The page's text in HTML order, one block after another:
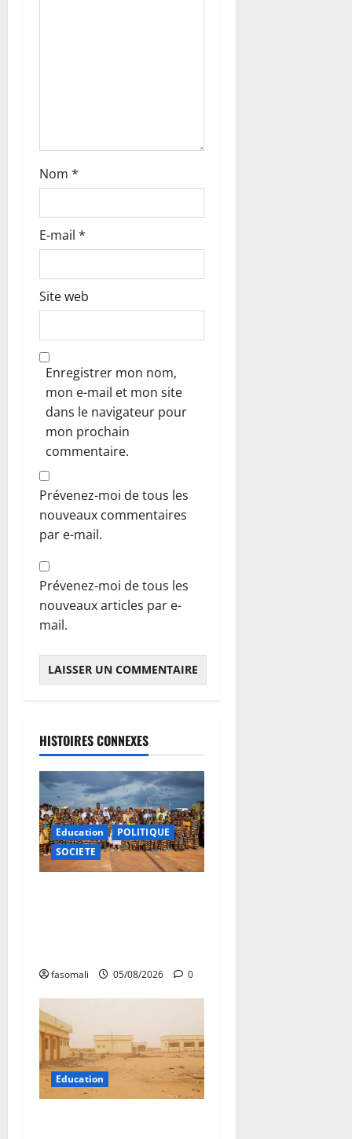
i
c
l
e
Nom *
E-mail *
Site web
Enregistrer mon nom,
mon e-mail et mon site
dans le navigateur pour
mon prochain
commentaire.
Prévenez-moi de tous les
nouveaux commentaires
par e-mail.
Prévenez-moi de tous les
nouveaux articles par e-
mail.
HISTOIRES CONNEXES
Education
POLITIQUE
SOCIETE
fasomali 05/08/2026 0
Education